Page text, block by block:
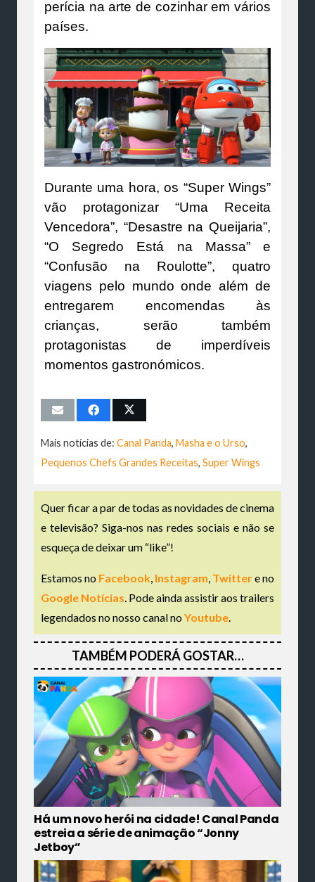
perícia na arte de cozinhar em vários
países.
Durante uma hora, os “Super Wings”
vão protagonizar “Uma Receita
Vencedora”, “Desastre na Queijaria”,
“O Segredo Está na Massa” e
“Confusão na Roulotte”, quatro
viagens pelo mundo onde além de
entregarem encomendas às
crianças, serão também
protagonistas de imperdíveis
momentos gastronómicos.
Mais notícias de: Canal Panda, Masha e o Urso,
Pequenos Chefs Grandes Receitas, Super Wings
Quer ficar a par de todas as novidades de cinema
e televisão? Siga-nos nas redes sociais e não se
esqueça de deixar um “like”!
Estamos no Facebook, Instagram, Twittere no
Google Notícias. Pode ainda assistir aos trailers
legendados no nosso canal noYoutube.
TAMBÉM PODERÁ GOSTAR…
Há um novo herói na cidade! Canal Panda
estreia a série de animação “Jonny
Jetboy”